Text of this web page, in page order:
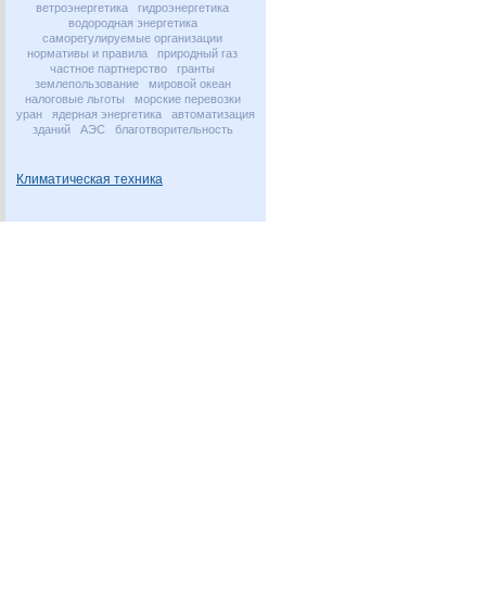
ветроэнергетика
гидроэнергетика
водородная энергетика
саморегулируемые организации
нормативы и правила
природный газ
частное партнерство
гранты
землепользование
мировой океан
налоговые льготы
морские перевозки
уран
ядерная энергетика
автоматизация
зданий
АЭС благотворительность
Климатическая техника